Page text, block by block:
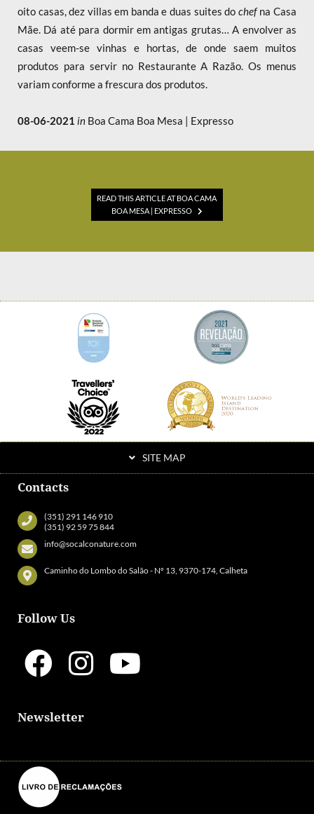
oito casas, dez villas em banda e duas suites do chefna Casa
Mãe. Dá até para dormir em antigas grutas… A envolver as
casas veem-se vinhas e hortas, de onde saem muitos
produtos para servir no Restaurante A Razão. Os menus
variam conforme a frescura dos produtos.
08-06-2021 in Boa Cama Boa Mesa | Expresso
READ THIS ARTICLE AT BOA CAMA
BOA MESA | EXPRESSO
SITE MAP
Contacts
(351) 291 146 910
(351) 92 59 75 844
info@socalconature.com
Caminho do Lombo do Salão - Nº 13, 9370-174, Calheta
Follow Us
Newsletter